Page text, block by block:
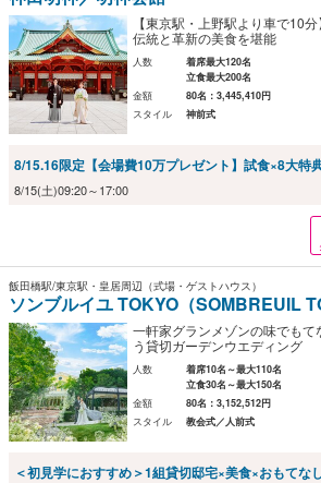
【東京駅・上野駅より車で10
伝統と革新の美食を堪能
人数
着席最大120名
立食最大200名
金額
80名：3,445,410円
スタイル
神前式
8/15.16限定【会場費10万プレゼント】試食×8大特
8/15(土)09:20～17:00
飯田橋駅/東京駅・皇居周辺（式場・ゲストハウス）
ソンブルイユ TOKYO（SOMBREUIL
一軒家グランメゾンの味でも
う貸切ガーデンウエディング
人数
着席10名～最大110名
立食30名～最大150名
金額
80名：3,152,512円
スタイル
教会式／人前式
＜初見学におすすめ＞1組貸切邸宅×美食×おもてな